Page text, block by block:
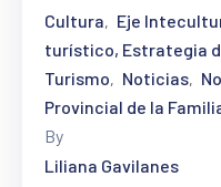
Cultura‚ Eje
turístico, Estrategia
Turismo‚ Noticias‚
Provincial de la
By
Liliana Gavilanes